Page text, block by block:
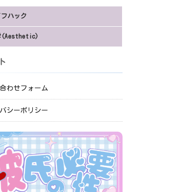
フハック
(Aesthetic)
わせフォーム
シーポリシー